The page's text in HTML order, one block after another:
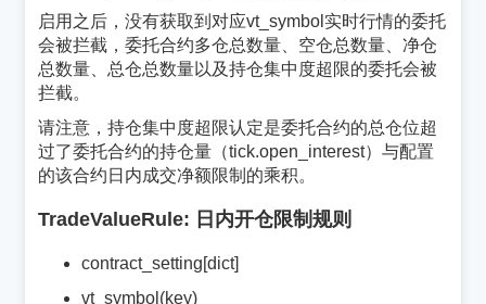
启用之后，没有获取到对应vt_symbol实时行情的委托
会被拦截，委托合约多仓总数量、空仓总数量、净仓
总数量、总仓总数量以及持仓集中度超限的委托会被
拦截。
请注意，持仓集中度超限认定是委托合约的总仓位超
过了委托合约的持仓量（tick.open_interest）与配置
的该合约日内成交净额限制的乘积。
TradeValueRule: 日内开仓限制规则
contract_setting[dict]
vt_symbol(key)